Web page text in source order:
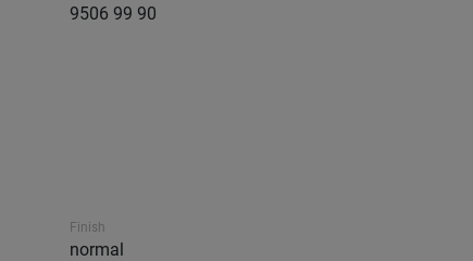
9506 99 90
Finish
normal